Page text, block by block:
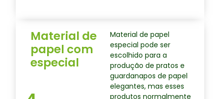
Material de
papel com
especial
Material de papel
especial pode ser
escolhido para a
produção de pratos e
guardanapos de papel
elegantes, mas esses
produtos normalmente